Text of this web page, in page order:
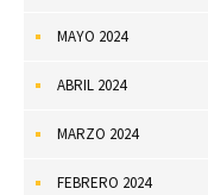
MAYO 2024
ABRIL 2024
MARZO 2024
FEBRERO 2024